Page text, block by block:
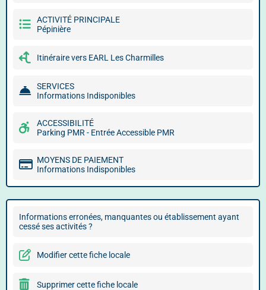
ACTIVITÉ PRINCIPALE
Pépinière
Itinéraire vers EARL Les Charmilles
SERVICES
Informations Indisponibles
ACCESSIBILITÉ
Parking PMR - Entrée Accessible PMR
MOYENS DE PAIEMENT
Informations Indisponibles
Informations erronées, manquantes ou établissement ayant
cessé ses activités ?
Modifier cette fiche locale
Supprimer cette fiche locale